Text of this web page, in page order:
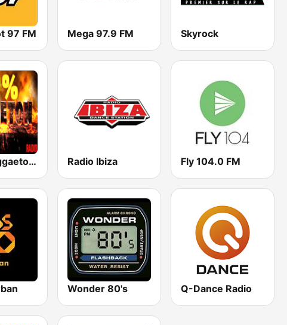
97 FM Mega 97.9 FM Skyrock
100% Reggaeton Radio Radio Ibiza Fly 104.0 FM
Wonder 80's Q-Dance Radio